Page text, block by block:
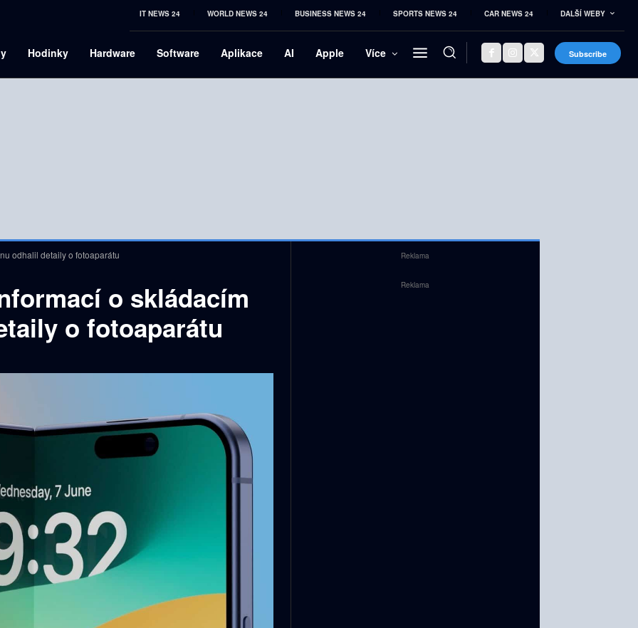
IT NEWS 24 WORLD NEWS 24 BUSINESS NEWS 24 SPORTS NEWS 24 CAR NEWS 24 DALŠÍ WEBY
Hodinky Hardware Software Aplikace AI Apple Více Subscribe
odhalil detaily o fotoaparátu
o skládacím
o fotoaparátu
Reklama
Reklama